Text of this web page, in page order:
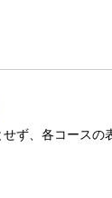
せず、各コース